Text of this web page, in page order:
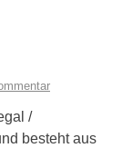
/
besteht aus